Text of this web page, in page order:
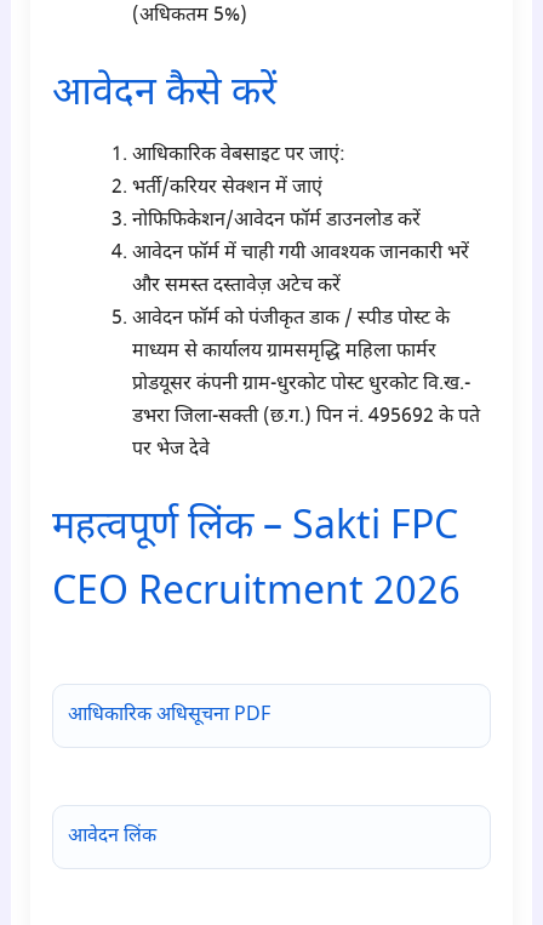
(अधिकतम 5%)
आवेदन कैसे करें
आधिकारिक वेबसाइट पर जाएं:
भर्ती/करियर सेक्शन में जाएं
नोफिफिकेशन/आवेदन फॉर्म डाउनलोड करें
आवेदन फॉर्म में चाही गयी आवश्यक जानकारी भरें
और समस्त दस्तावेज़ अटेच करें
आवेदन फॉर्म को पंजीकृत डाक / स्पीड पोस्ट के
माध्यम से कार्यालय ग्रामसमृद्धि महिला फार्मर
प्रोडयूसर कंपनी ग्राम-धुरकोट पोस्ट धुरकोट वि.ख.-
डभरा जिला-सक्ती (छ.ग.) पिन नं. 495692 के पते
पर भेज देवे
महत्वपूर्ण लिंक – Sakti FPC
CEO Recruitment 2026
आधिकारिक अधिसूचना PDF
आवेदन लिंक